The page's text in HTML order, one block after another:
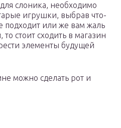
слоника, необходимо
игрушки, выбрав что-
подходит или же вам жаль
стоит сходить в магазин
элементы будущей
можно сделать рот и